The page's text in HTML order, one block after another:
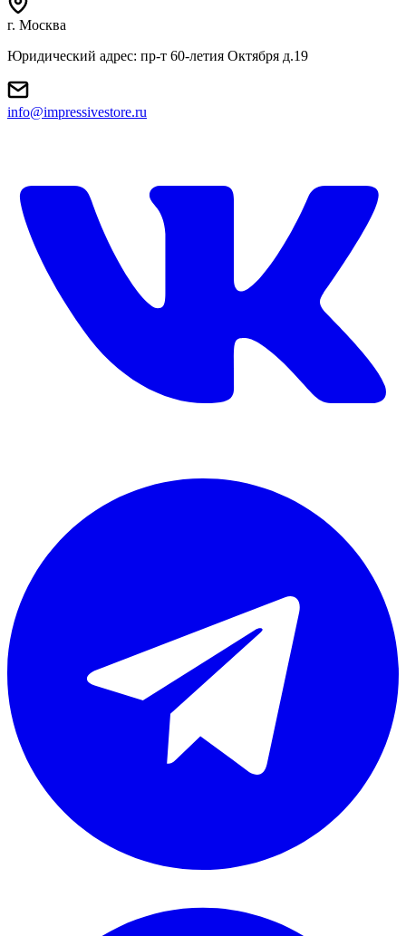
г. Москва
Юридический адрес: пр-т 60-летия Октября д.19
info@impressivestore.ru